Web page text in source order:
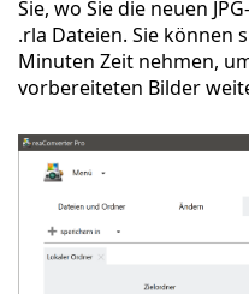
Sie, wo Sie die neuen
.rla Dateien. Sie können
Minuten Zeit nehmen,
vorbereiteten Bilder